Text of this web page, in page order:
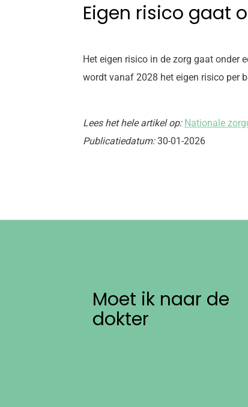
Eigen risico gaat
Het eigen risico in de zorg gaat onder
wordt vanaf 2028 het eigen risico per
Lees het hele artikel op: Nationale
Publicatiedatum:30-01-2026
Moet ik naar de
dokter